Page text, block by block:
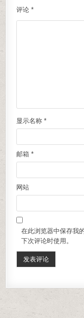
评论*
显示名称*
邮箱*
网站
在此浏览器中保存我
下次评论时使用。